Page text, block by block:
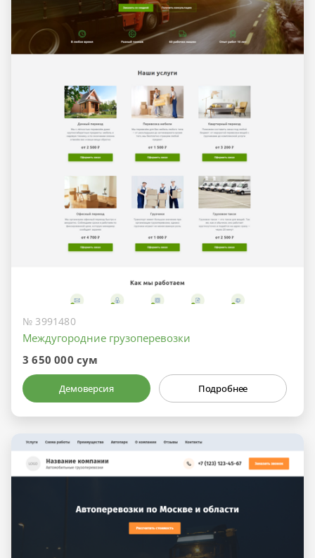
№ 3991480
Междугородние грузоперевозки
3 650 000 сум
Демоверсия Подробнее